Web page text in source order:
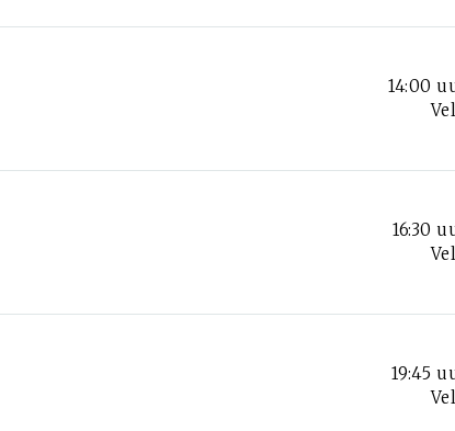
14:00
16:30
19:45